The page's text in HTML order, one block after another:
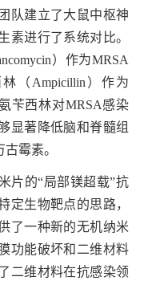
队建立了大鼠中枢神
素进行了系统对比。
）作为MRSA
（ Ampicillin ）作为
苄西林对MRSA感染
显著降低脑和脊髓组
霉素。
片的“局部镁超载”抗
定生物靶点的思路，
了一种新的无机纳米
功能破坏和二维材料
二维材料在抗感染领